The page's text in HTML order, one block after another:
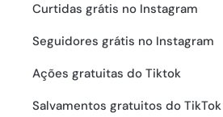
Curtidas grátis no Instagram
Seguidores grátis no Instagram
Ações gratuitas do Tiktok
Salvamentos gratuitos do TikTok